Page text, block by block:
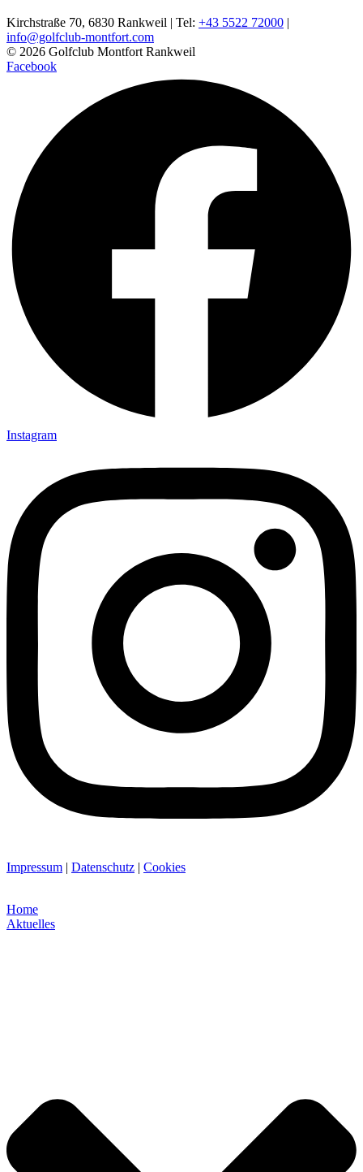
Kirchstraße 70, 6830 Rankweil | Tel: +43 5522 72000 |
info@golfclub-montfort.com
© 2026 Golfclub Montfort Rankweil
Facebook
Instagram
Impressum | Datenschutz | Cookies
Home
Aktuelles